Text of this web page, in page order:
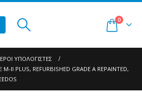
0
ΥΠΟΛΟΓΙΣΤΈΣ
M-II PLUS, REFURBISHED GRADE A REPAINTED,